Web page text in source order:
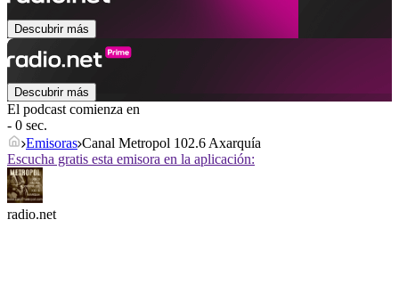
Descubrir más
Descubrir más
El podcast comienza en
- 0 sec.
Emisoras Canal Metropol 102.6 Axarquía
Escucha gratis esta emisora en la aplicación:
radio.net